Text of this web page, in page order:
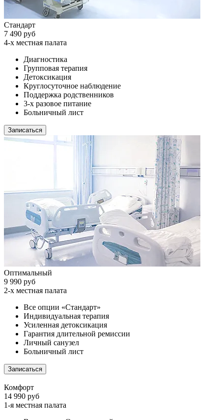
Стандарт
7 490 руб
4-х местная палата
Диагностика
Групповая терапия
Детоксикация
Круглосуточное наблюдение
Поддержка родственников
3-х разовое питание
Больничный лист
Записаться
Оптимальный
9 990 руб
2-х местная палата
Все опции «Стандарт»
Индивидуальная терапия
Усиленная детоксикация
Гарантия длительной ремиссии
Личный санузел
Больничный лист
Записаться
Комфорт
14 990 руб
1-я местная палата